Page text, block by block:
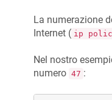
La numerazione
Internet ( ip
Nel nostro
numero 47 :